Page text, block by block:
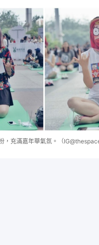
，充滿嘉年華氣氛。（